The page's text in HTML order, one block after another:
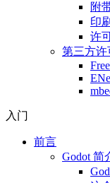
附
印
许
第三方许
入门
前言
Godot 简